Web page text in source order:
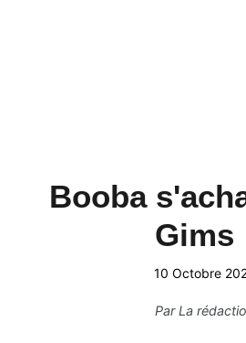
Booba
Gims
10 Octobre
ParLa